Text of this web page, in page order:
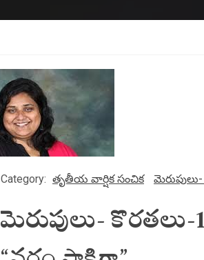
Category: తృతీయ వార్షిక సంచిక
మెరుపులు-